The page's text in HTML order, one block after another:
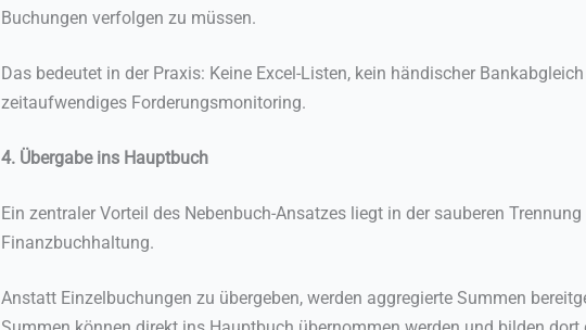
Buchungen verfolgen zu müssen.
Das bedeutet in der Praxis: Keine Excel-Listen, kein händischer
zeitaufwendiges Forderungsmonitoring.
4. Übergabe ins Hauptbuch
Ein zentraler Vorteil des Nebenbuch-Ansatzes liegt in der sauberen Trennung
Finanzbuchhaltung.
Anstatt Einzelbuchungen zu übergeben, werden aggregierte Summen